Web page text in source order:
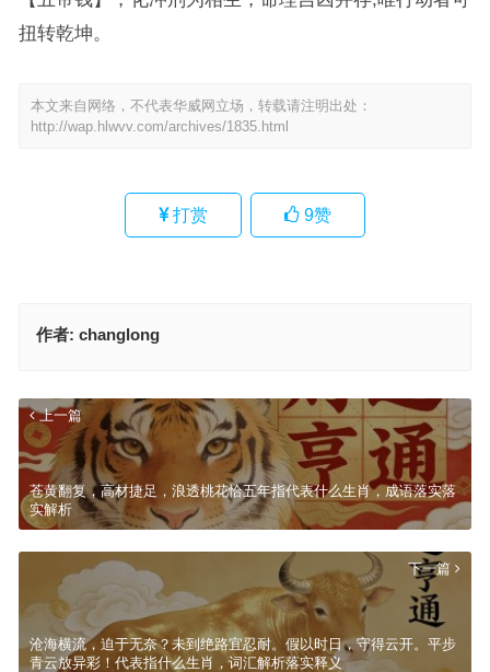
扭转乾坤。
本文来自网络，不代表华威网立场，转载请注明出处：
http://wap.hlwvv.com/archives/1835.html
打赏 9赞
作者: changlong
上一篇
苍黄翻复，高材捷足，浪透桃花恰五年指代表什么生肖，成语落实落
实解析
下一篇
沧海横流，迫于无奈？未到绝路宜忍耐。假以时日，守得云开。平步
青云放异彩！代表指什么生肖，词汇解析落实释义